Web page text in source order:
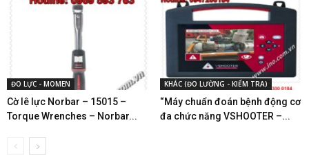
ĐO LỰC - MOMEN
Cờ lê lực Norbar – 15015 –
Torque Wrenches – Norbar...
KHÁC (ĐO LƯỜNG - KIỂM TRA)
“Máy chuẩn đoán bệnh động cơ
đa chức năng VSHOOTER –...